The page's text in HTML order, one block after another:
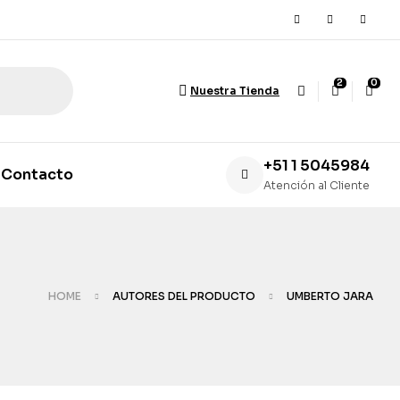
Nuestra Tienda
2 0
Contacto +51 1 5045984
Atención al Cliente
HOME AUTORES DEL PRODUCTO UMBERTO JARA